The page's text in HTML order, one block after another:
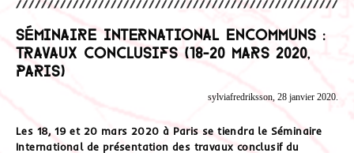
Séminaire International EnCommuns :
travaux conclusifs (18-20 mars 2020,
Paris)
sylviafredriksson, 28 janvier 2020.
Les 18, 19 et 20 mars 2020 à Paris se tiendra le Séminaire
International de présentation des travaux conclusif du